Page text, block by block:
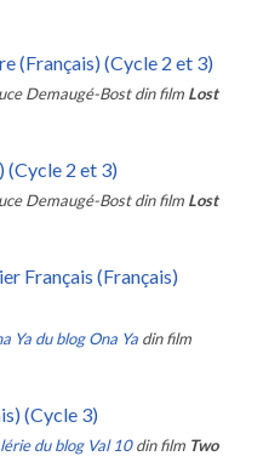
(Français) (Cycle 2 et 3)
Demaugé-Bost din film Lost
(Cycle 2 et 3)
Demaugé-Bost din film Lost
Français (Français)
Ya du blog Ona Ya din film
(Cycle 3)
du blog Val 10 din film Two